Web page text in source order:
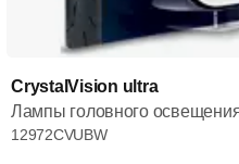
CrystalVision ultra
Лампы головного
12972CVUBW